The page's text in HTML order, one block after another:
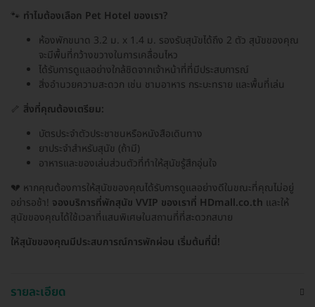
🐾 ทำไมต้องเลือก Pet Hotel ของเรา?
ห้องพักขนาด 3.2 ม. x 1.4 ม. รองรับสุนัขได้ถึง 2 ตัว สุนัขของคุณ
จะมีพื้นที่กว้างขวางในการเคลื่อนไหว
ได้รับการดูแลอย่างใกล้ชิดจากเจ้าหน้าที่ที่มีประสบการณ์
สิ่งอำนวยความสะดวก เช่น ชามอาหาร กระบะทราย และพื้นที่เล่น
🦴 สิ่งที่คุณต้องเตรียม:
บัตรประจำตัวประชาชนหรือหนังสือเดินทาง
ยาประจำสำหรับสุนัข (ถ้ามี)
อาหารและของเล่นส่วนตัวที่ทำให้สุนัขรู้สึกอุ่นใจ
💔 หากคุณต้องการให้สุนัขของคุณได้รับการดูแลอย่างดีในขณะที่คุณไม่อยู่
อย่ารอช้า! จองบริการที่พักสุนัข VVIP ของเราที่ HDmall.co.th และให้
สุนัขของคุณได้ใช้เวลาที่แสนพิเศษในสถานที่ที่สะดวกสบาย
ให้สุนัขของคุณมีประสบการณ์การพักผ่อน เริ่มต้นที่นี่!
รายละเอียด